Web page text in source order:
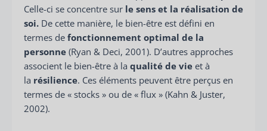
Celle-ci se concentre sur le sens et la réalisation de
soi. De cette manière, le bien-être est défini en
termes de fonctionnement optimal de la
personne (Ryan & Deci, 2001). D’autres approches
associent le bien-être à la qualité de vie et à
la résilience. Ces éléments peuvent être perçus en
termes de « stocks » ou de « flux » (Kahn & Juster,
2002).